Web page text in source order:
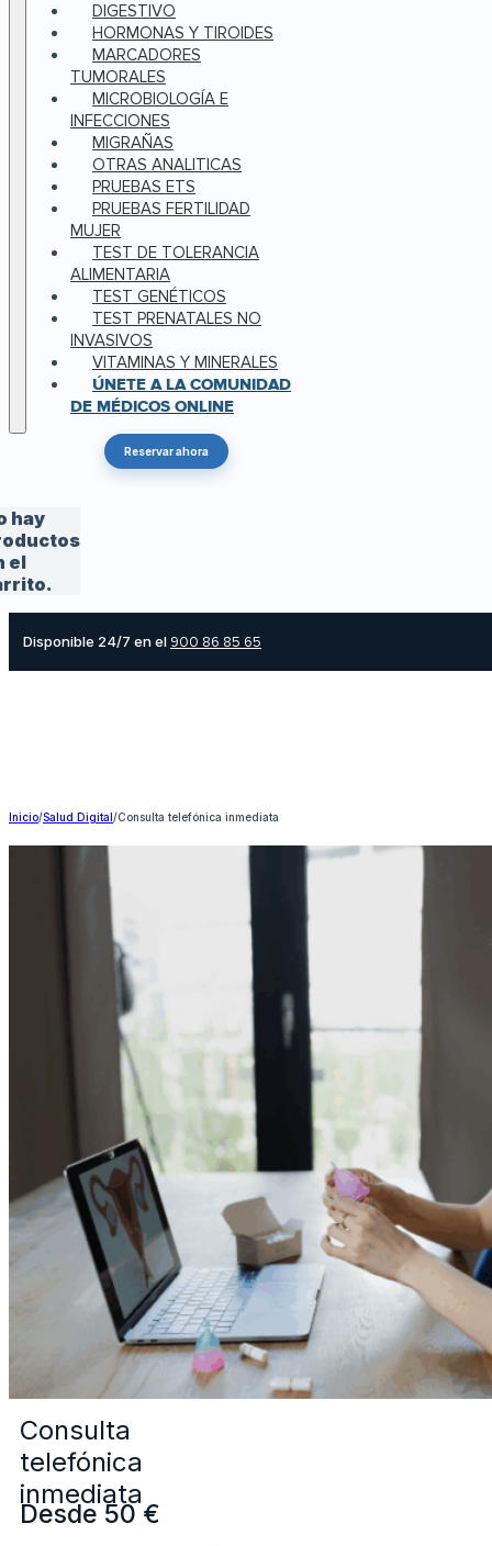
DIGESTIVO
HORMONAS Y TIROIDES
MARCADORES
TUMORALES
MICROBIOLOGÍA E
INFECCIONES
MIGRAÑAS
OTRAS ANALITICAS
PRUEBAS ETS
PRUEBAS FERTILIDAD
MUJER
TEST DE TOLERANCIA
ALIMENTARIA
TEST GENÉTICOS
TEST PRENATALES NO
INVASIVOS
VITAMINAS Y MINERALES
ÚNETE A LA COMUNIDAD
DE MÉDICOS ONLINE
Reservar ahora
hay
el
Disponible 24/7 en el 900 86 85 65
Inicio/Salud Digital/Consulta telefónica inmediata
Consulta
telefónica
inmediata
Desde 50 €